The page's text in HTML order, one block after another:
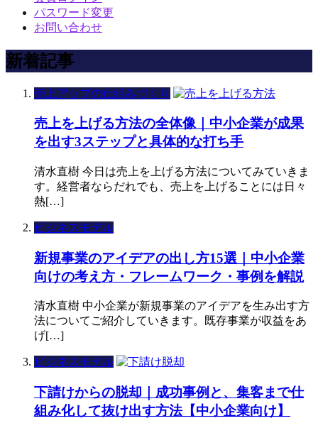
パスワード変更
お問い合わせ
新着記事
売上アップの仕組みづくり
売上を上げる方法の全体像｜中小企業が成果
を出す3ステップと具体的な打ち手
清水直樹 今日は売上を上げる方法についてみていきま
す。経営者ならだれでも、売上を上げることには日々
熱[…]
ビジネスモデル
新規事業のアイデアの出し方15選｜中小企業
向けの考え方・フレームワーク・事例を解説
清水直樹 中小企業が新規事業のアイデアを生み出す方
法についてご紹介していきます。既存事業が収益をあ
げ[…]
ビジネスモデル
下請けからの脱却｜成功事例と、集客まで仕
組み化して抜け出す方法【中小企業向け】